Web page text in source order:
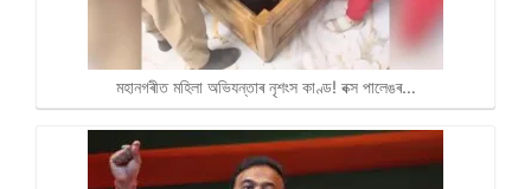
মহানগৰীত মহিলা অভিযন্তাৰ নৃশংস কাণ্ড! বক্স পালেঙৰ…